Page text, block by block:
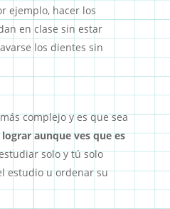
ejemplo, hacer los
en clase sin estar
los dientes sin
complejo y es que sea
aunque ves que es
solo y tú solo
estudio u ordenar su